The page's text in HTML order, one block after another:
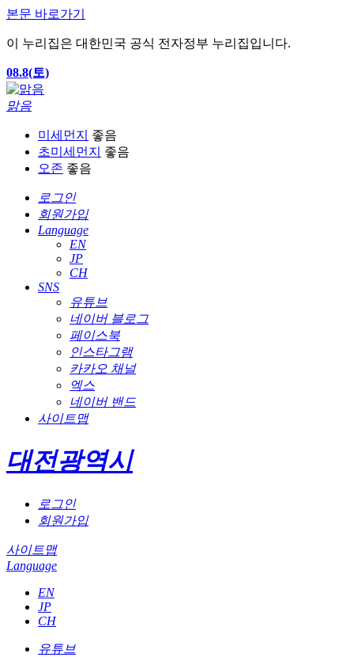
본문 바로가기
이 누리집은 대한민국 공식 전자정부 누리집입니다.
08.8(토)
맑음
미세먼지
좋음
초미세먼지
좋음
오존 좋음
로그인
회원가입
Language
EN
JP
CH
SNS
유튜브
네이버 블로그
페이스북
인스타그램
카카오 채널
엑스
네이버 밴드
사이트맵
대전광역시
로그인
회원가입
사이트맵
Language
EN
JP
CH
유튜브